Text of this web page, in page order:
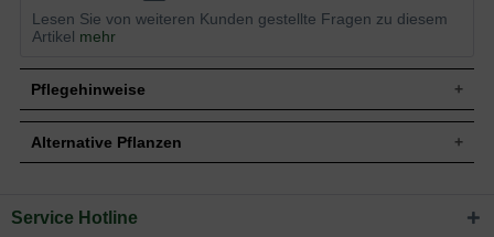
Lesen Sie von weiteren Kunden gestellte Fragen zu diesem
Artikel mehr
Pflegehinweise
Pflanz- und Pflegetipps Alchemilla mollis /
Alternative Pflanzen
Sie suchen eine Alternative?
Service Hotline